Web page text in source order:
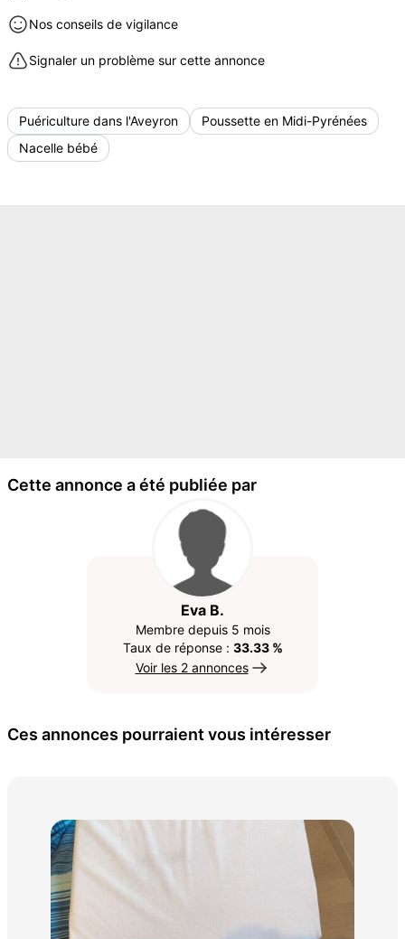
Nos conseils de vigilance
Signaler un problème sur cette annonce
Puériculture dans l'Aveyron
Poussette en Midi-Pyrénées
Nacelle bébé
Cette annonce a été publiée par
Eva B.
Membre depuis 5 mois
Taux de réponse : 33.33 %
Voir les 2 annonces
Ces annonces pourraient vous intéresser